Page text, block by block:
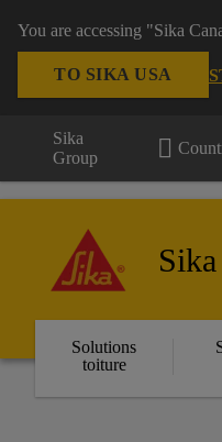
You are accessing "Sika
TO SIKA USA
Sika
Group
Solutions
toiture